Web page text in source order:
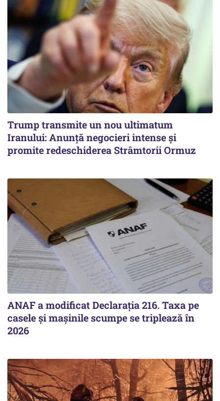
Trump transmite un nou ultimatum
Iranului: Anunță negocieri intense și
promite redeschiderea Strâmtorii Ormuz
ANAF a modificat Declarația 216. Taxa pe
casele și mașinile scumpe se triplează în
2026